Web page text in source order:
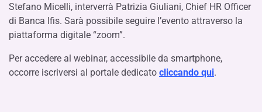
Stefano Micelli, interverrà Patrizia Giuliani, Chief HR Officer
di Banca Ifis. Sarà possibile seguire l’evento attraverso la
piattaforma digitale “zoom”.
Per accedere al webinar, accessibile da smartphone,
occorre iscriversi al portale dedicato cliccando qui.